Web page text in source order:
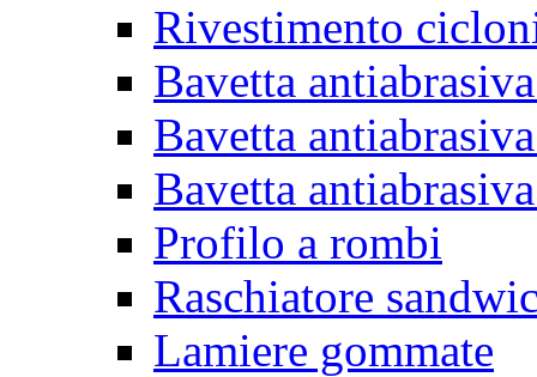
Rivestimento
Bavetta
Bavetta
Bavetta
Profilo a rombi
Raschiatore
Lamiere gommate